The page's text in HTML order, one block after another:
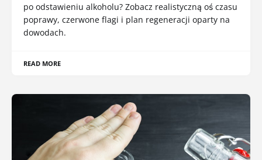
po odstawieniu alkoholu? Zobacz realistyczną oś czasu
poprawy, czerwone flagi i plan regeneracji oparty na
dowodach.
READ MORE